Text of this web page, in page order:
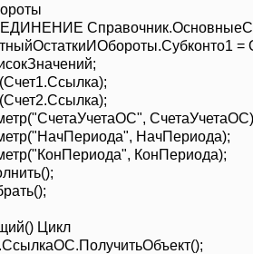
=
НачПериода);
КонПериода);
Цикл